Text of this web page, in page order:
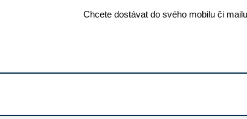
Chcete dostávat do svého mobilu či